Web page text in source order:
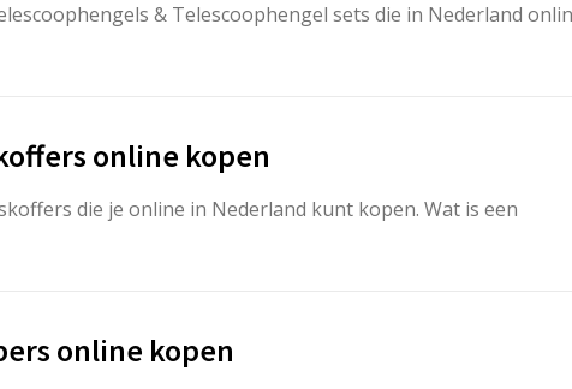
& Telescoophengel sets die in Nederland
online kopen
die je online in Nederland kunt kopen. Wat is een
online kopen